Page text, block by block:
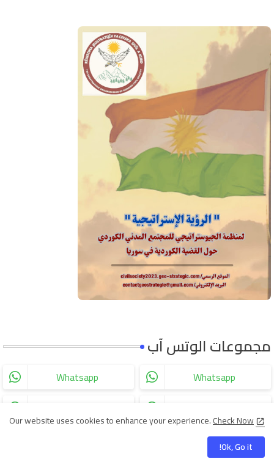
مجموعات الوتس آب
Whatsapp
Whatsapp
زوار الموقع
Our website uses cookies to enhance your experience.Check Now
Ok, Go it!